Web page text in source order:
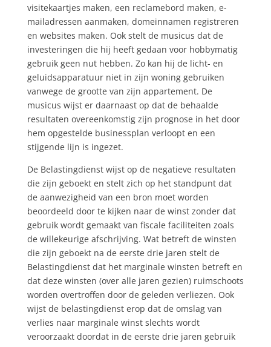
visitekaartjes maken, een reclamebord maken, e-
mailadressen aanmaken, domeinnamen registreren
en websites maken. Ook stelt de musicus dat de
investeringen die hij heeft gedaan voor hobbymatig
gebruik geen nut hebben. Zo kan hij de licht- en
geluidsapparatuur niet in zijn woning gebruiken
vanwege de grootte van zijn appartement. De
musicus wijst er daarnaast op dat de behaalde
resultaten overeenkomstig zijn prognose in het door
hem opgestelde businessplan verloopt en een
stijgende lijn is ingezet.
De Belastingdienst wijst op de negatieve resultaten
die zijn geboekt en stelt zich op het standpunt dat
de aanwezigheid van een bron moet worden
beoordeeld door te kijken naar de winst zonder dat
gebruik wordt gemaakt van fiscale faciliteiten zoals
de willekeurige afschrijving. Wat betreft de winsten
die zijn geboekt na de eerste drie jaren stelt de
Belastingdienst dat het marginale winsten betreft en
dat deze winsten (over alle jaren gezien) ruimschoots
worden overtroffen door de geleden verliezen. Ook
wijst de belastingdienst erop dat de omslag van
verlies naar marginale winst slechts wordt
veroorzaakt doordat in de eerste drie jaren gebruik